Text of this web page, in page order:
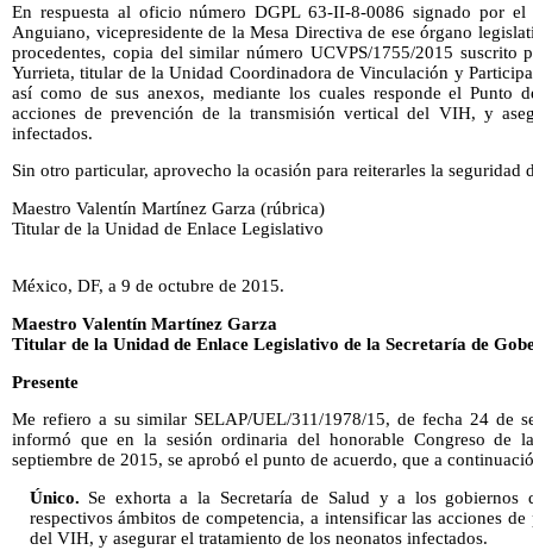
En respuesta al oficio número DGPL 63-II-8-0086 signado por el
Anguiano, vicepresidente de la Mesa Directiva de ese órgano
procedentes, copia del similar número UCVPS/1755/2015
Yurrieta, titular de la Unidad Coordinadora de Vinculación y
así como de sus anexos, mediante los cuales responde el Punto
acciones de prevención de la transmisión vertical del VIH, y
infectados.
Sin otro particular, aprovecho la ocasión para reiterarles la
Maestro Valentín Martínez Garza (rúbrica)
Titular de la Unidad de Enlace Legislativo
México, DF, a 9 de octubre de 2015.
Maestro Valentín Martínez Garza
Titular de la Unidad de Enlace Legislativo de la Secretaría de
Presente
Me refiero a su similar SELAP/UEL/311/1978/15, de fecha 24 de
informó que en la sesión ordinaria del honorable Congreso de
septiembre de 2015, se aprobó el punto de acuerdo, que a
Único. Se exhorta a la Secretaría de Salud y a los gobiernos
respectivos ámbitos de competencia, a intensificar las acciones
del VIH, y asegurar el tratamiento de los neonatos infectados.